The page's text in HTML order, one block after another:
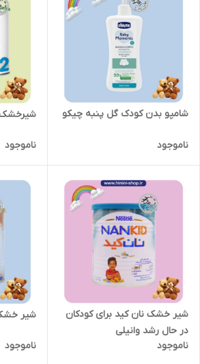
شامپو بدن کودک گل پنبه چیکو
ناموجود
شیرخشک
ناموجود
شیر خشک نان کید برای کودکان
در حال رشد وانیلی
ناموجود
شیر
ناموجود